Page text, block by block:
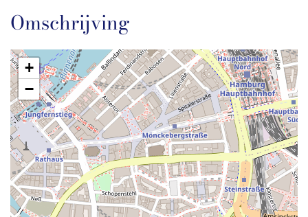
Omschrijving
+
−